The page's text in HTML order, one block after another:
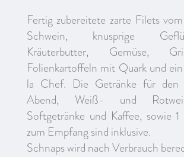
Fertig zubereitete zarte Filets
Schwein, knusprige
Kräuterbutter, Gemüse,
Folienkartoffeln mit Quark und
la Chef. Die Getränke für den
Abend, Weiß- und
Softgetränke und Kaffee, sowie
zum Empfang sind inklusive.
Schnaps wird nach Verbrauch